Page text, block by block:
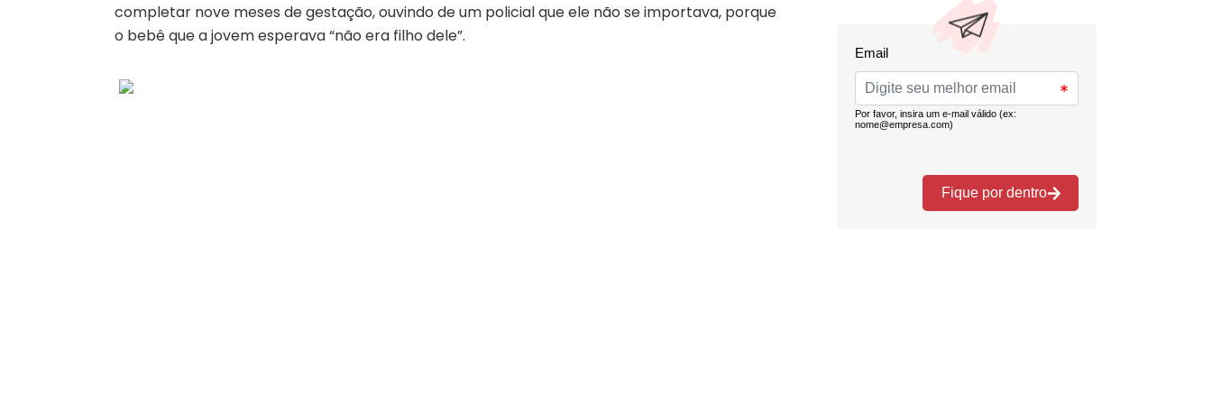
completar nove meses de gestação, ouvindo de um policial que ele não se importava, porque
o bebê que a jovem esperava “não era filho dele”.